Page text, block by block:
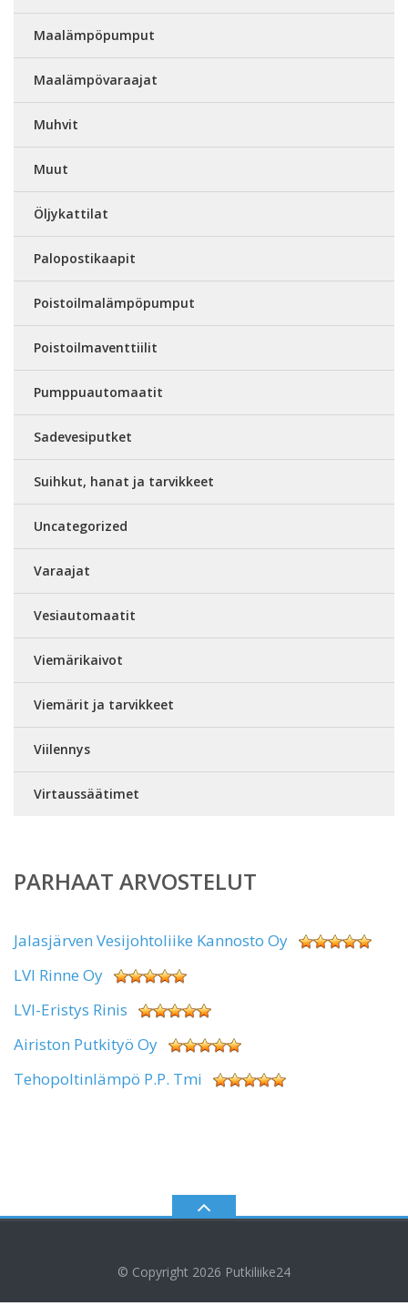
Maalämpöpumput
Maalämpövaraajat
Muhvit
Muut
Öljykattilat
Palopostikaapit
Poistoilmalämpöpumput
Poistoilmaventtiilit
Pumppuautomaatit
Sadevesiputket
Suihkut, hanat ja tarvikkeet
Uncategorized
Varaajat
Vesiautomaatit
Viemärikaivot
Viemärit ja tarvikkeet
Viilennys
Virtaussäätimet
PARHAAT ARVOSTELUT
Jalasjärven Vesijohtoliike Kannosto Oy
LVI Rinne Oy
LVI-Eristys Rinis
Airiston Putkityö Oy
Tehopoltinlämpö P.P. Tmi
© Copyright 2026 Putkiliike24